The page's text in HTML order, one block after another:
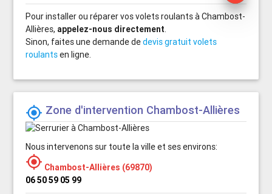
Pour installer ou réparer vos volets roulants à Chambost-
Allières, appelez-nous directement.
Sinon, faites une demande dedevis gratuit volets
roulantsen ligne.
 Zone d'intervention Chambost-Allières
Nous intervenons sur toute la ville et ses environs:
 Chambost-Allières (69870)
06 50 59 05 99